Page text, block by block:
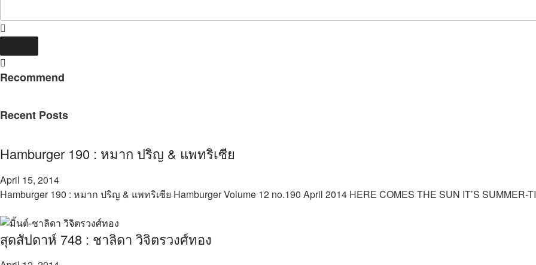
Recommend
Recent Posts
Hamburger 190 : หมาก ปริญ & แพทริเซีย
April 15, 2014
Hamburger 190 : หมาก ปริญ & แพทริเซีย Hamburger Volume 12 no.190 April 2014 HERE COMES THE SUN IT’S
สุดสัปดาห์ 748 : ชาลิดา วิจิตรวงศ์ทอง